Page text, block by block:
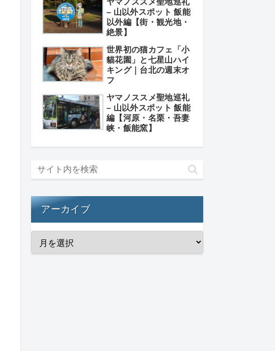
ヤマノススメ聖地巡礼
– 山以外スポット 飯能
以外編【街・観光地・
絶景】
世界初の猫カフェ「小
貓花園」と七星山ハイ
キング｜台北の週末オ
フ
ヤマノススメ聖地巡礼
– 山以外スポット 飯能
編【河原・名栗・吾妻
峡・飯能窯】
アーカイブ